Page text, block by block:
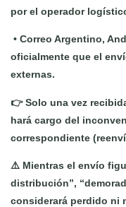
por el operador
• Correo Argentino,
oficialmente que el
externas.
👉 Solo una vez
hará cargo del
correspondiente
⚠️ Mientras el envío
distribución”,
considerará perdido ni